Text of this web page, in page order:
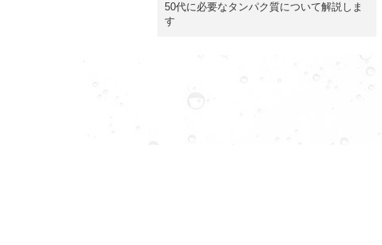
50代に必要なタンパク質について解説しま
す